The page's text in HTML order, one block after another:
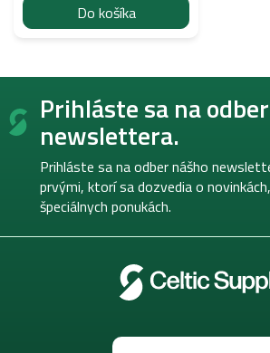
Do košíka
Z
Prihláste sa na
newslettera.
Prihláste sa na odber nášho
prvými, ktorí sa dozvedia o
špeciálnych ponukách.